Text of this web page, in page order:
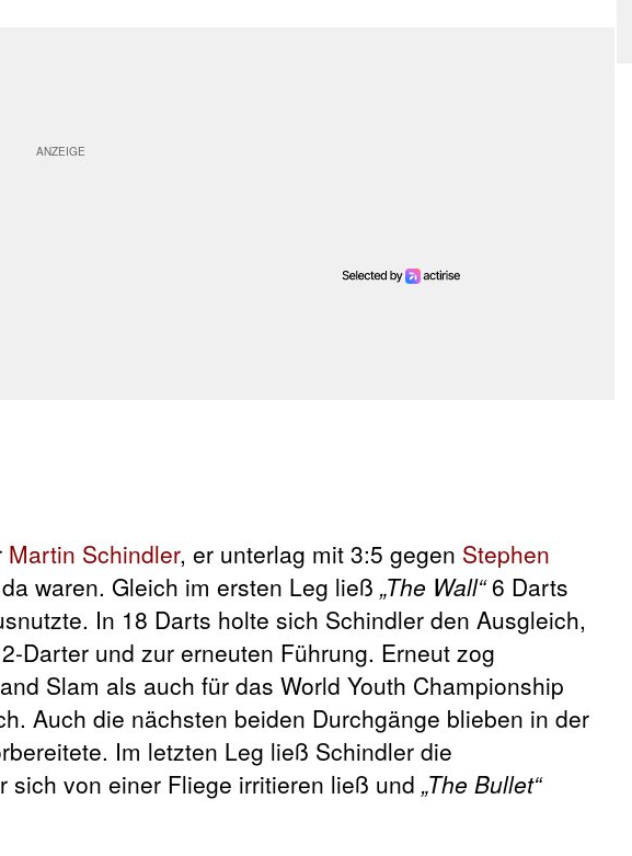
Martin Schindler, er unterlag mit 3:5 gegen Stephen
waren. Gleich im ersten Leg ließ „The Wall“6 Darts
In 18 Darts holte sich Schindler den Ausgleich,
Darter und zur erneuten Führung. Erneut zog
Slam als auch für das World Youth Championship
Auch die nächsten beiden Durchgänge blieben in der
Im letzten Leg ließ Schindler die
sich von einer Fliege irritieren ließ und „The Bullet“